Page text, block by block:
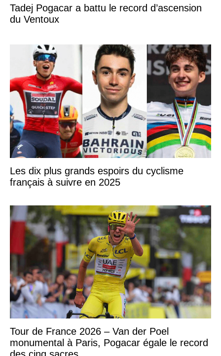
Tadej Pogacar a battu le record d’ascension
du Ventoux
Les dix plus grands espoirs du cyclisme
français à suivre en 2025
Tour de France 2026 – Van der Poel
monumental à Paris, Pogacar égale le record